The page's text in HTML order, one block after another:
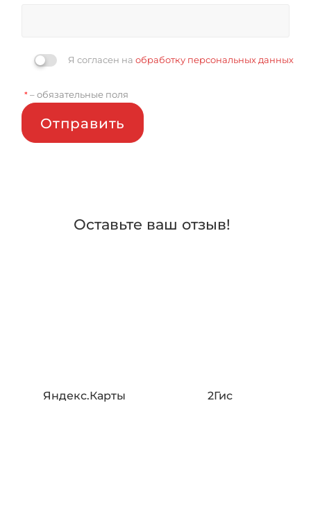
Я согласен на обработку персональных данных
Отправить
* – обязательные поля
Оставьте ваш отзыв!
Яндекс.Карты 2Гис